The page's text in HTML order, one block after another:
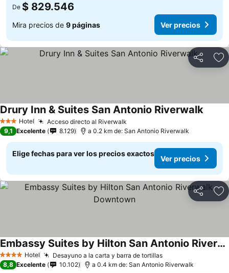
De $ 829.546
Mira precios de 9 páginas Ver precios
Compartir
3 Estrellas
Hotel Acceso directo al Riverwalk
Drury Inn & Suites San Antonio Riverwalk
9,1 Excelente 8.129 a 0.2 km de: San Antonio Riverwalk
Elige fechas para ver los precios exactos
Ver precios
Compartir
4 EstrellasHotel Desayuno a la carta y barra de tortillas
Embassy Suites by Hilton San Antonio Riverwalk Downtown
8,8 Excelente 10.102 a 0.4 km de: San Antonio Riverwalk